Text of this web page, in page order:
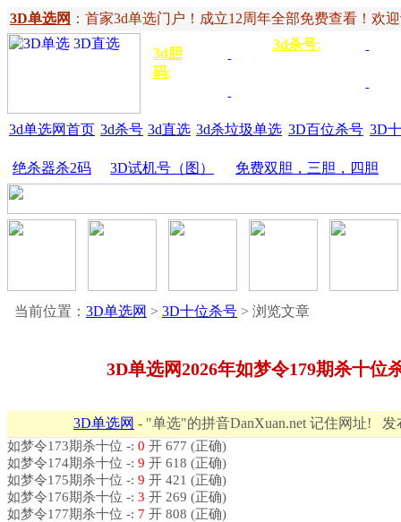
3D单选网 ： 首家3d单选门户！成立12周年全部免费查看！欢
3d胆
码:
3d杀号:
3d单选网首页 3d杀号 3d直选 3d杀垃圾单选 3D百位杀号 3D
绝杀器杀2码 3D试机号（图） 免费双胆，三胆，四胆
当前位置： 3D单选网 > 3D十位杀号 > 浏览文章
3D单选网2026年如梦令179期杀十位
3D单选网 - "单选"的拼音DanXuan.net 记住网址! 发
如梦令173期杀十位 -: 0 开 677 (正确)
如梦令174期杀十位 -: 9 开 618 (正确)
如梦令175期杀十位 -: 9 开 421 (正确)
如梦令176期杀十位 -: 3 开 269 (正确)
如梦令177期杀十位 -: 7 开 808 (正确)